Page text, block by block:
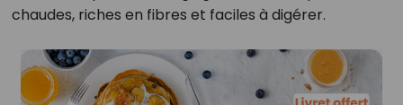
chaudes, riches en fibres et faciles à digérer.